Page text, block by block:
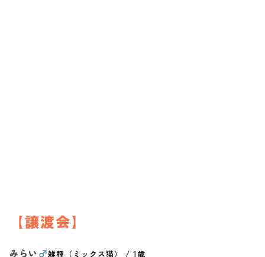
【譲渡会】
みらい♂雑種（ミックス猫） /1歳